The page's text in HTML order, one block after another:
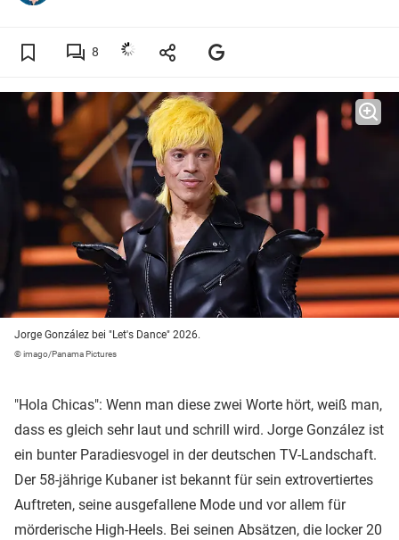
8
Jorge González bei "Let's Dance" 2026.
© imago/Panama Pictures
"Hola Chicas": Wenn man diese zwei Worte hört, weiß man,
dass es gleich sehr laut und schrill wird. Jorge González ist
ein bunter Paradiesvogel in der deutschen TV-Landschaft.
Der 58-jährige Kubaner ist bekannt für sein extrovertiertes
Auftreten, seine ausgefallene Mode und vor allem für
mörderische High-Heels. Bei seinen Absätzen, die locker 20